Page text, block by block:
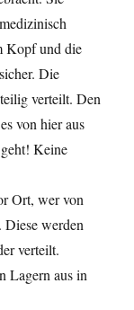
Kopf und die
Die
verteilt. Den
von hier aus
Keine
Ort, wer von
werden
verteilt.
Lagern aus in